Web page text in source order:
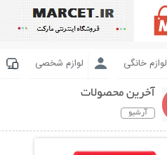
لوازم خانگی لوازم شخصی
آخرین محصولات
آرشیو